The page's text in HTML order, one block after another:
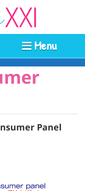
Menu
Panel